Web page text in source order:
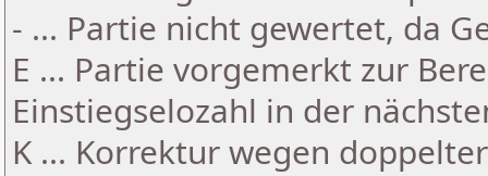
- ... Partie nicht gewertet, da
E ... Partie vorgemerkt zur
Einstiegselozahl in der
K ... Korrektur wegen